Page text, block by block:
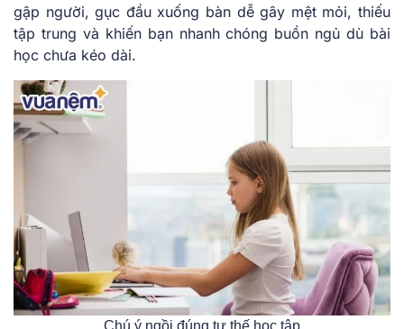
gập người, gục đầu xuống bàn dễ gây mệt mỏi, thiếu
tập trung và khiến bạn nhanh chóng buồn ngủ dù bài
học chưa kéo dài.
Chú ý ngồi đúng tư thế học tập